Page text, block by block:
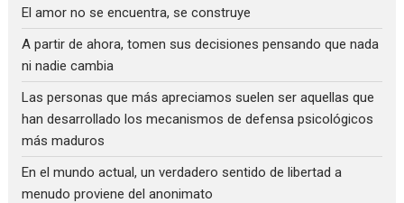
El amor no se encuentra, se construye
A partir de ahora, tomen sus decisiones pensando que nada
ni nadie cambia
Las personas que más apreciamos suelen ser aquellas que
han desarrollado los mecanismos de defensa psicológicos
más maduros
En el mundo actual, un verdadero sentido de libertad a
menudo proviene del anonimato